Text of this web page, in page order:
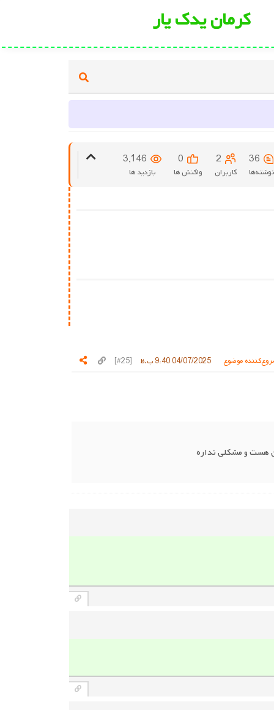
کرمان یدک یار
36
نوشته‌ها
2
کاربران
0
واکنش ها
3,146
بازدید ها
[#25] 04/07/2025 9:40 ب.ظ موضوع